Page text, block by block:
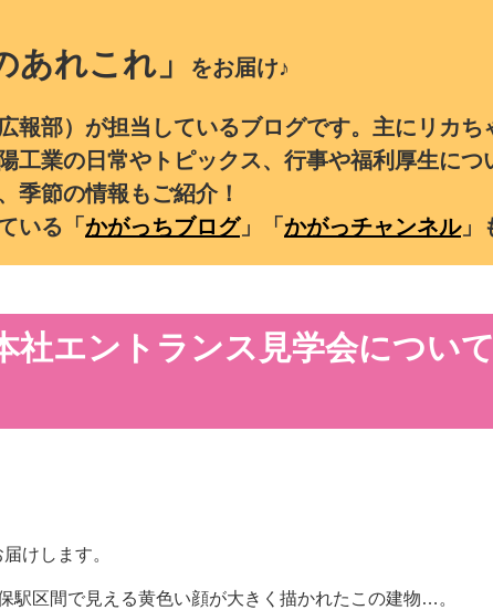
あれこれ」 をお届け♪
報部）が担当しているブログです。主にリカち
工業の日常やトピックス、行事や福利厚生に
季節の情報もご紹介！
いる「 かがっちブログ」「 かがっチャンネル」
社エントランス見学会につい
届けします。
駅区間で見える黄色い顔が大きく描かれたこの建物…。